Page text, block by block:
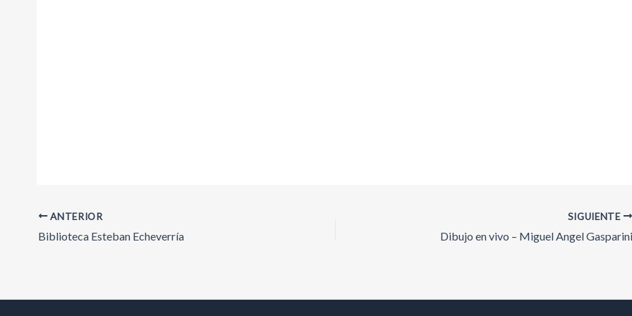
ANTERIOR
Biblioteca Esteban Echeverría
SIGUIENTE
Dibujo en vivo – Miguel Angel Gasparini